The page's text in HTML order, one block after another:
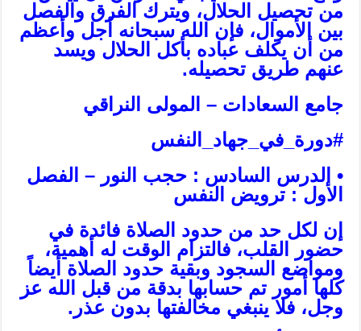
من تحصيل الحلال، ويترك الفرق والفصل
بين الأموال، فإن الله سبحانه أجل وأعظم
من أن يكلف عباده بأكل الحلال ويسد
عنهم طريق تحصيله.
جامع السعادات – المولى النراقي
#دورة_في_جهاد_النفس
• الدرس السادس : حجب النور – الفصل
الأول : ترويض النفس
إن لكل حد من حدود الصلاة فائدة في
حضور القلب، فالتزام الوقت له أهمية،
ومواضع السجود وبقية حدود الصلاة أيضاً
كلها أمور تم حسابها بدقة من قبل الله عز
وجل، فلا ينبغي مخالفتها بدون عذر.